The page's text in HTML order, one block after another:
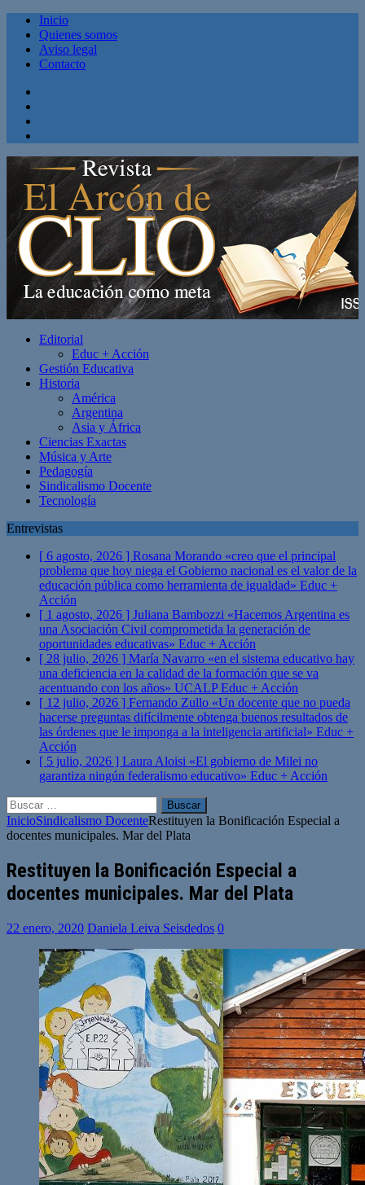
Inicio
Quienes somos
Aviso legal
Contacto
Editorial
Educ + Acción
Gestión Educativa
Historia
América
Argentina
Asia y África
Ciencias Exactas
Música y Arte
Pedagogía
Sindicalismo Docente
Tecnología
Entrevistas
[ 6 agosto, 2026 ] Rosana Morando «creo que el principal
problema que hoy niega el Gobierno nacional es el valor de la
educación pública como herramienta de igualdad» Educ +
Acción
[ 1 agosto, 2026 ] Juliana Bambozzi «Hacemos Argentina es
una Asociación Civil comprometida la generación de
oportunidades educativas» Educ + Acción
[ 28 julio, 2026 ] María Navarro «en el sistema educativo hay
una deficiencia en la calidad de la formación que se va
acentuando con los años» UCALPEduc + Acción
[ 12 julio, 2026 ] Fernando Zullo «Un docente que no pueda
hacerse preguntas difícilmente obtenga buenos resultados de
las órdenes que le imponga a la inteligencia artificial» Educ +
Acción
[ 5 julio, 2026 ] Laura Aloisi «El gobierno de Milei no
garantiza ningún federalismo educativo» Educ + Acción
Buscar:
InicioSindicalismo DocenteRestituyen la Bonificación Especial a
docentes municipales. Mar del Plata
Restituyen la Bonificación Especial a
docentes municipales. Mar del Plata
22 enero, 2020 Daniela Leiva Seisdedos 0